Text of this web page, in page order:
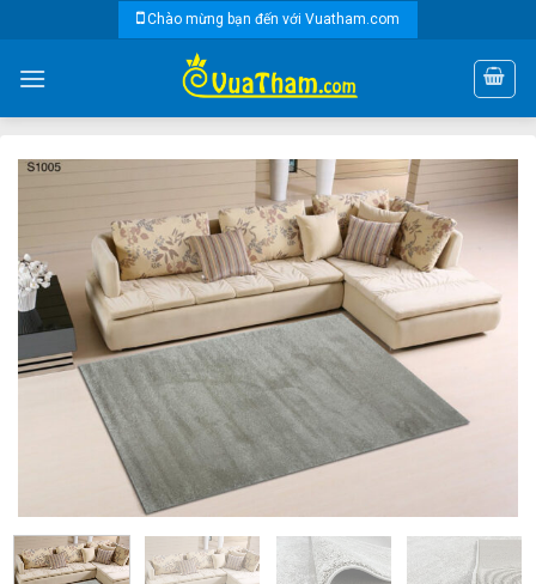
content
Chào mừng bạn đến với Vuatham.com